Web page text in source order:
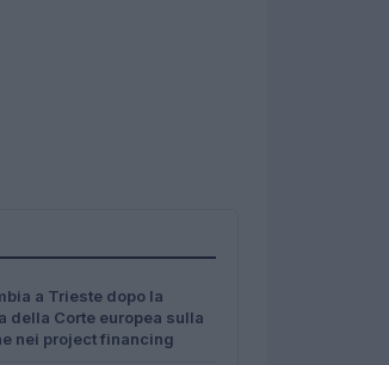
a Trieste dopo la
della Corte europea sulla
nei project financing